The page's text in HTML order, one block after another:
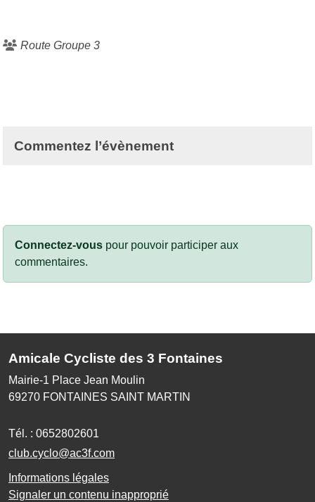
Route Groupe 3
Commentez l’évènement
Connectez-vous pour pouvoir participer aux
commentaires.
Amicale Cycliste des 3 Fontaines
Mairie-1 Place Jean Moulin
69270 FONTAINES SAINT MARTIN
Tél. : 0652802601
club.cyclo@ac3f.com
Informations légales
Signaler un contenu inapproprié